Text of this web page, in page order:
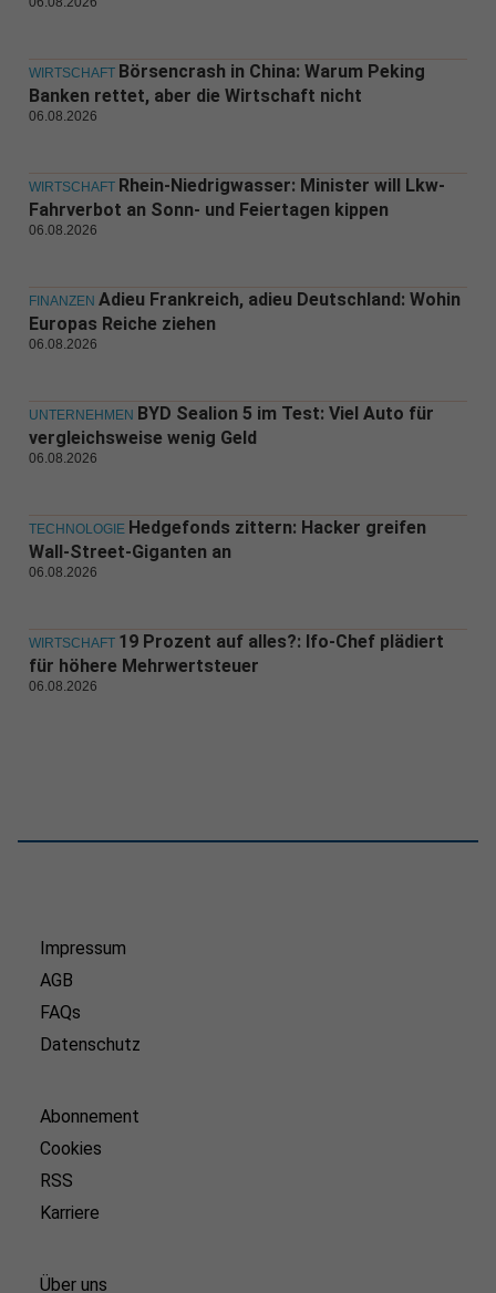
WIRTSCHAFT Börsencrash in China: Warum Peking
Banken rettet, aber die Wirtschaft nicht
06.08.2026
WIRTSCHAFT Rhein-Niedrigwasser: Minister will Lkw-
Fahrverbot an Sonn- und Feiertagen kippen
06.08.2026
FINANZEN Adieu Frankreich, adieu Deutschland: Wohin
Europas Reiche ziehen
06.08.2026
UNTERNEHMEN BYD Sealion 5 im Test: Viel Auto für
vergleichsweise wenig Geld
06.08.2026
TECHNOLOGIE Hedgefonds zittern: Hacker greifen
Wall-Street-Giganten an
06.08.2026
WIRTSCHAFT 19 Prozent auf alles?: Ifo-Chef plädiert
für höhere Mehrwertsteuer
06.08.2026
Impressum
AGB
FAQs
Datenschutz
Abonnement
Cookies
RSS
Karriere
Über uns